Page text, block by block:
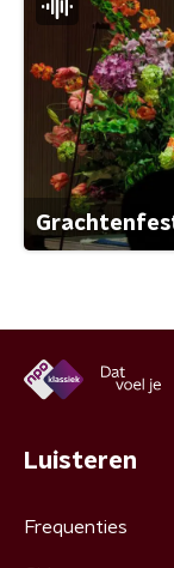
Luisteren
Frequenties